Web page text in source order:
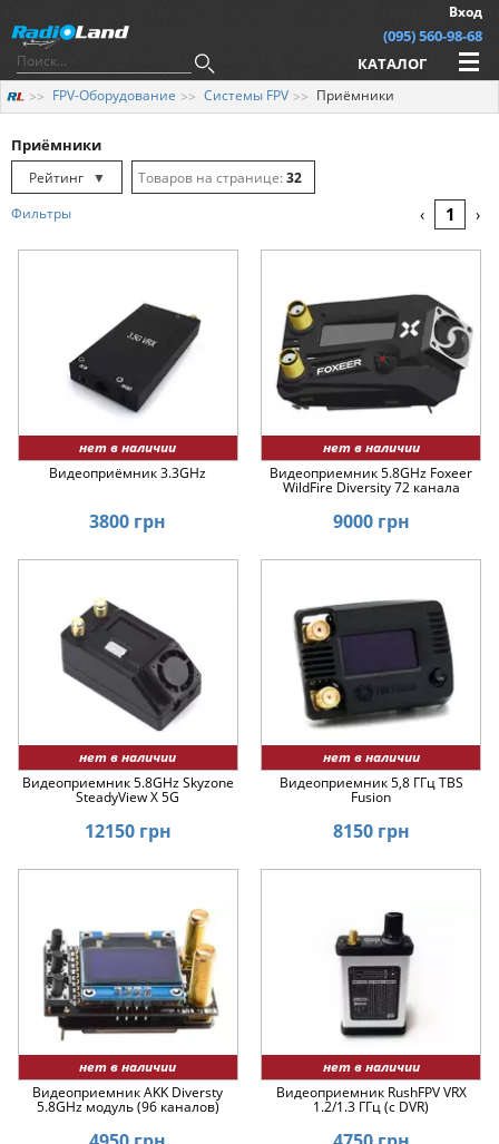
Вход
(095) 560-98-68
КАТАЛОГ
FPV-Оборудование Системы FPV Приёмники
Приёмники
Рейтинг
▼
Рейтинг
▼
32
Фильтры ‹ 1 ›
нет в наличии
Видеоприёмник 3.3GHz
3800 грн
нет в наличии
Видеоприемник 5.8GHz Foxeer
WildFire Diversity 72 канала
9000 грн
нет в наличии
Видеоприемник 5.8GHz Skyzone
SteadyView X 5G
12150 грн
нет в наличии
Видеоприемник 5,8 ГГц TBS
Fusion
8150 грн
нет в наличии
Видеоприемник AKK Diversty
5.8GHz модуль (96 каналов)
нет в наличии
Видеоприемник RushFPV VRX
1.2/1.3 ГГц (с DVR)